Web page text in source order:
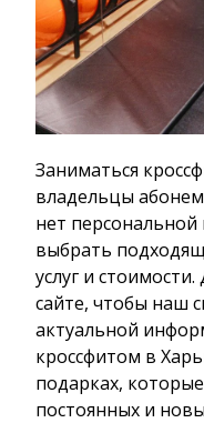
Заниматься
владельцы
нет
выбрать
услуг и
сайте, чтобы наш
актуальной
кроссфитом в
подарках,
постоянных и